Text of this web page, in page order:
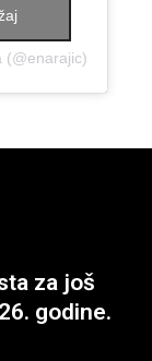
(@enarajic)
za još
godine.